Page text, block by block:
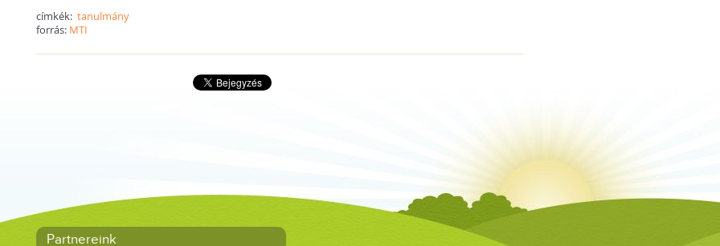
címkék:tanulmány
forrás: MTI
Partnereink